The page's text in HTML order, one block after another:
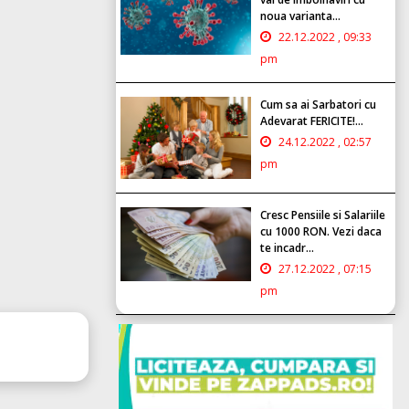
noua varianta...
22.12.2022 , 09:33
pm
Cum sa ai Sarbatori cu
Adevarat FERICITE!...
24.12.2022 , 02:57
pm
Cresc Pensiile si Salariile
cu 1000 RON. Vezi daca
te incadr...
27.12.2022 , 07:15
pm